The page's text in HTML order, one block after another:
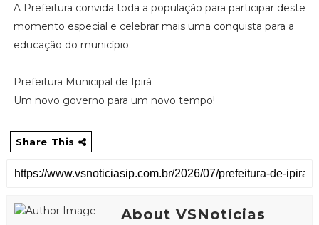
A Prefeitura convida toda a população para participar deste
momento especial e celebrar mais uma conquista para a
educação do município.
Prefeitura Municipal de Ipirá
Um novo governo para um novo tempo!
Share This
About VSNotícias